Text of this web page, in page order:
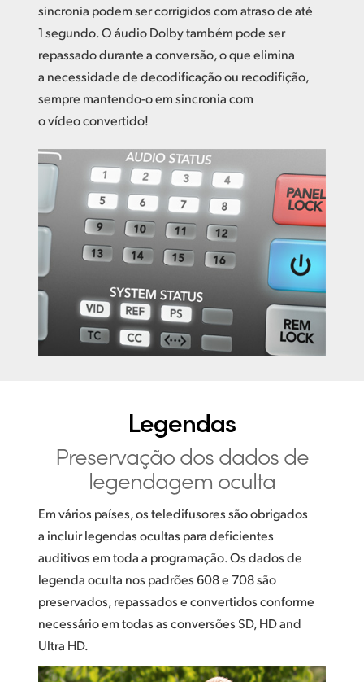
sincronia podem ser corrigidos com atraso de até
1 segundo. O áudio Dolby também pode ser
repassado durante a conversão, o que elimina
a necessidade de decodificação ou recodifição,
sempre mantendo-o em sincronia com
o vídeo convertido!
Legendas
Preservação dosdados de
legendagem oculta
Em vários países, os teledifusores são obrigados
a incluir legendas ocultas para deficientes
auditivos em toda a programação. Os dados de
legenda oculta nos padrões 608 e 708 são
preservados, repassados e convertidos conforme
necessário em todas as conversões SD, HD and
Ultra HD.